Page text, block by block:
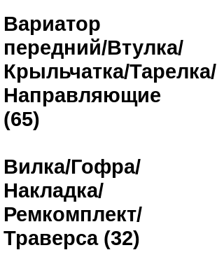
Вариатор
передний/Втулка/
Крыльчатка/Тарелка/
Направляющие
(65)
Вилка/Гофра/
Накладка/
Ремкомплект/
Траверса (32)